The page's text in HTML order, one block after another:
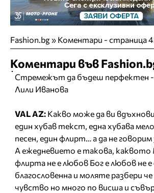
Fashion.bg» Коментари - страница
Коментари във
Стремежът да бъдеш перфектен
Лили Иванова
VAL AZ: Какво може да ви
един хубав текст, една хубава
песен, един флирт… а да не
А ежедневието е такова, каквото
флирта не е любов Бог е любов не
благословенна и моляте разбери
чувство но много по висша и